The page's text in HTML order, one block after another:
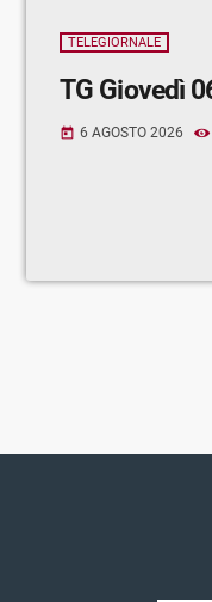
TELEGIORNALE
TG Giovedì
today 6 AGOSTO 2026